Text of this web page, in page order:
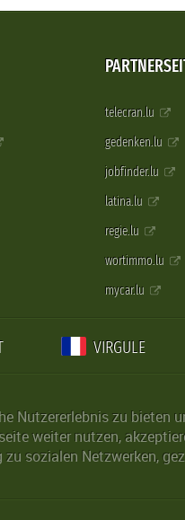
telecran.lu
gedenken.lu
jobfinder.lu
latina.lu
regie.lu
wortimmo.lu
mycar.lu
VIRGULE
Nutzererlebnis zu
weiter nutzen,
zu sozialen Netzwerken,